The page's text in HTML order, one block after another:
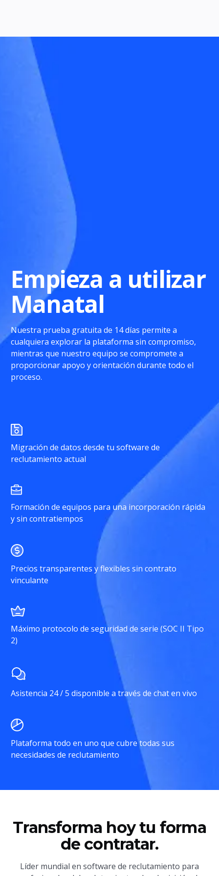
Empieza a utilizar
Manatal
Nuestra prueba gratuita de 14 días permite a
cualquiera explorar la plataforma sin compromiso,
mientras que nuestro equipo se compromete a
proporcionar apoyo y orientación durante todo el
proceso.
Migración de datos desde tu software de
reclutamiento actual
Formación de equipos para una incorporación rápida
y sin contratiempos
Precios transparentes y flexibles sin contrato
vinculante
Máximo protocolo de seguridad de serie (SOC II Tipo
2)
Asistencia 24 / 5 disponible a través de chat en vivo
Plataforma todo en uno que cubre todas sus
necesidades de reclutamiento
Transforma hoy tu forma
de contratar.
Líder mundial en software de reclutamiento para